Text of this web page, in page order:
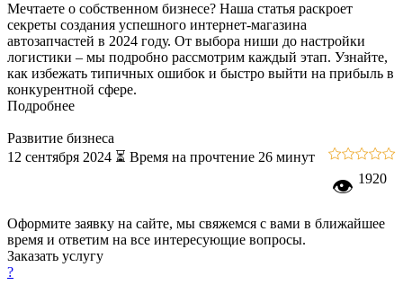
Мечтаете о собственном бизнесе? Наша статья раскроет
секреты создания успешного интернет-магазина
автозапчастей в 2024 году. От выбора ниши до настройки
логистики – мы подробно рассмотрим каждый этап. Узнайте,
как избежать типичных ошибок и быстро выйти на прибыль в
конкурентной сфере.
Подробнее
Развитие бизнеса
12 сентября 2024 ⏳ Время на прочтение 26 минут
👁 1920
Оформите заявку на сайте, мы свяжемся с вами в ближайшее
время и ответим на все интересующие вопросы.
Заказать услугу
?